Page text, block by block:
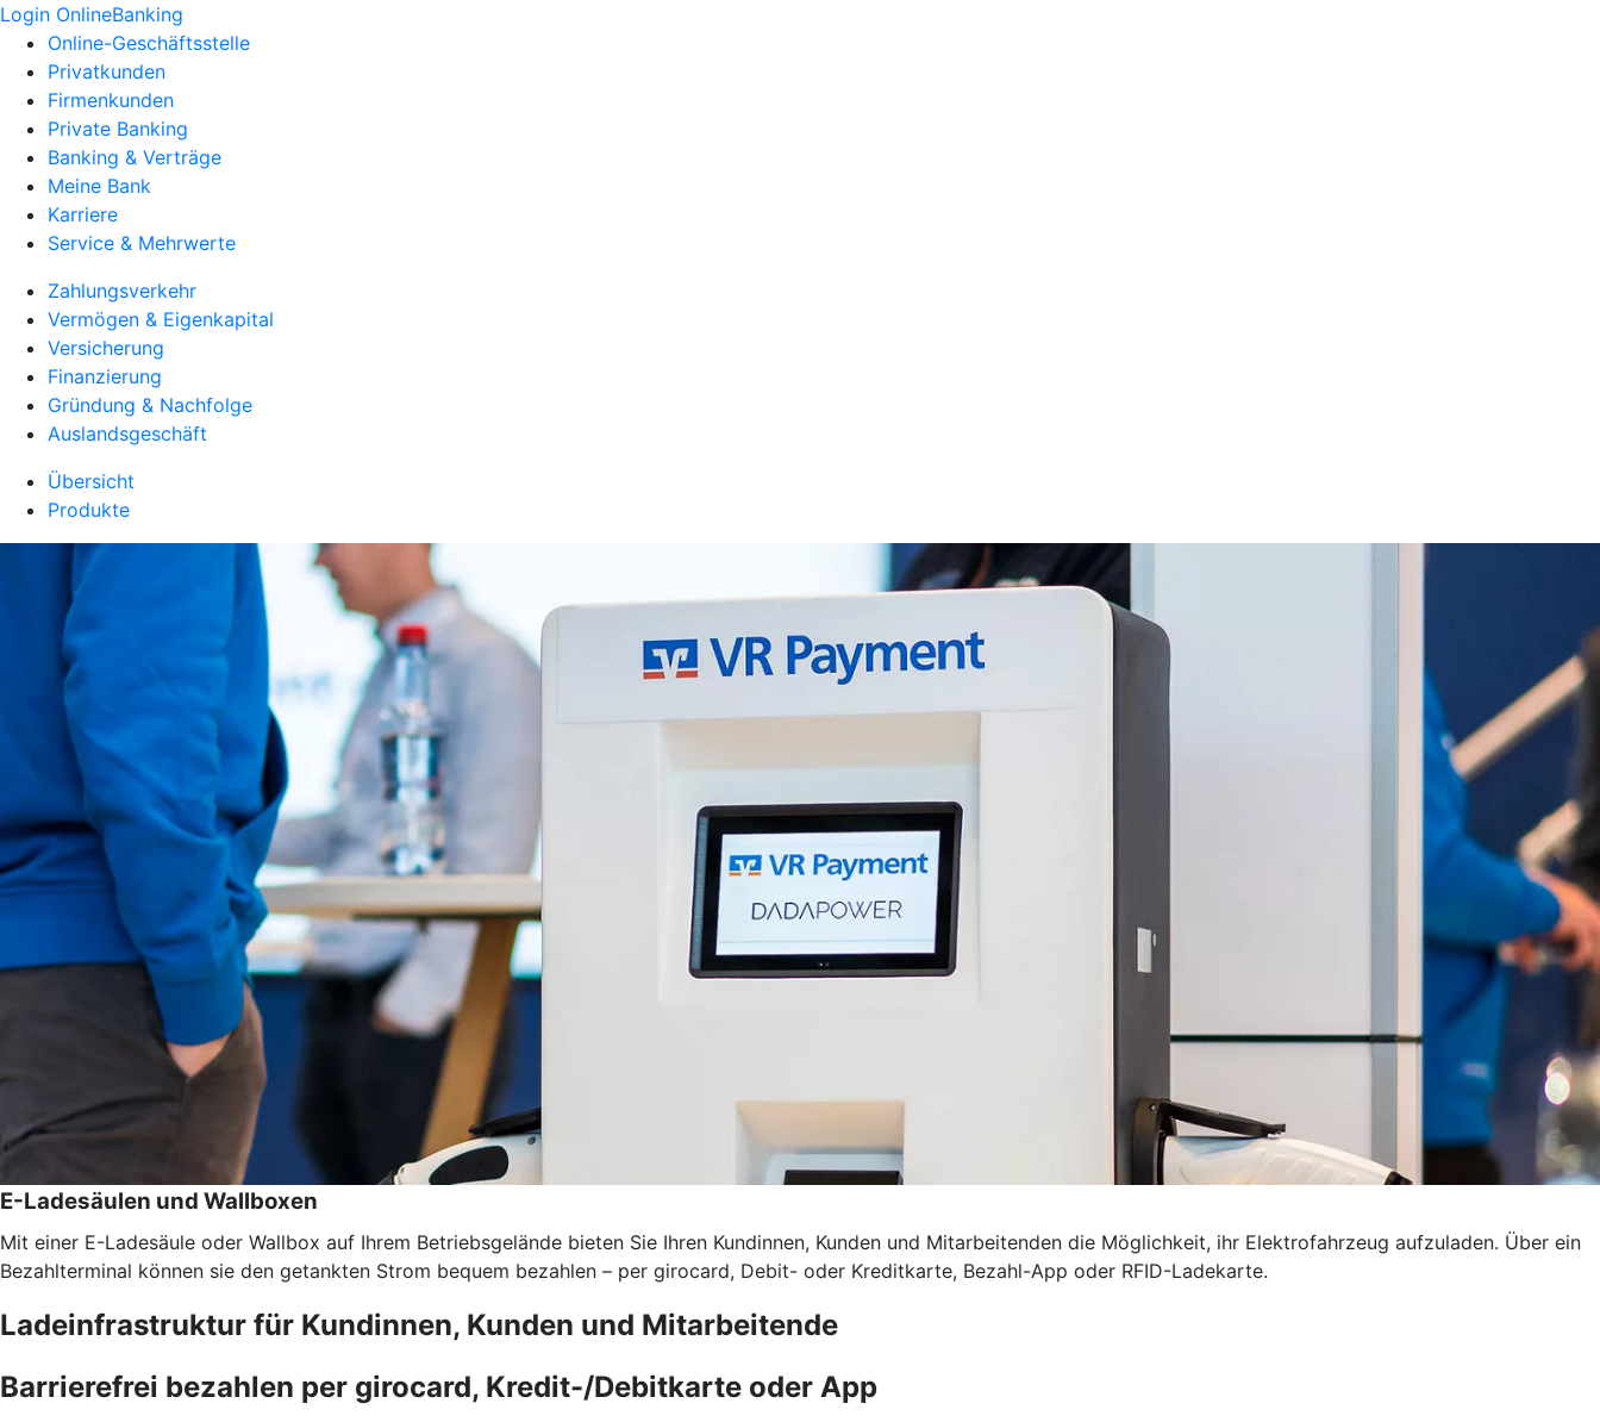
Login OnlineBanking
Online-Geschäftsstelle
Privatkunden
Firmenkunden
Private Banking
Banking & Verträge
Meine Bank
Karriere
Service & Mehrwerte
Zahlungsverkehr
Vermögen & Eigenkapital
Versicherung
Finanzierung
Gründung & Nachfolge
Auslandsgeschäft
Übersicht
Produkte
E-Ladesäulen und Wallboxen
Mit einer E-Ladesäule oder Wallbox auf Ihrem Betriebsgelände bieten Sie Ihren Kundinnen, Kunden und Mitarbeitenden die Möglichkeit, ihr Elektrofahrzeug aufzuladen. Über ein
Bezahlterminal können sie den getankten Strom bequem bezahlen – per girocard, Debit- oder Kreditkarte, Bezahl-App oder RFID-Ladekarte.
Ladeinfrastruktur für Kundinnen, Kunden und Mitarbeitende
Barrierefrei bezahlen per girocard, Kredit-/Debitkarte oder App